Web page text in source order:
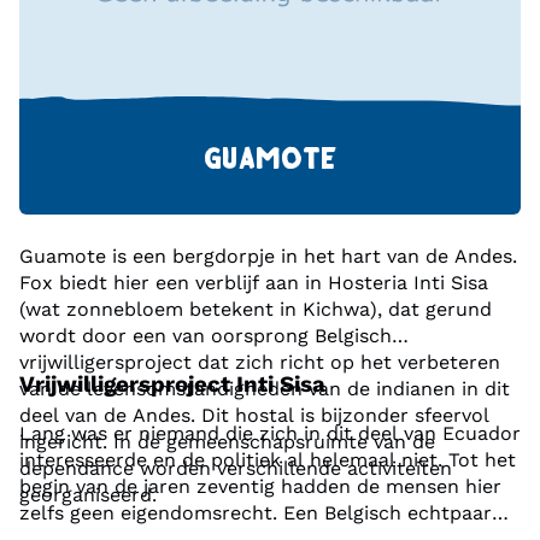
door Cuenca stroomt.
GUAMOTE
Guamote is een bergdorpje in het hart van de Andes.
Fox biedt hier een verblijf aan in Hosteria Inti Sisa
(wat zonnebloem betekent in Kichwa), dat gerund
wordt door een van oorsprong Belgisch
vrijwilligersproject dat zich richt op het verbeteren
van de levensomstandigheden van de indianen in dit
deel van de Andes. Dit hostal is bijzonder sfeervol
ingericht. In de gemeenschapsruimte van de
dependance worden verschillende activiteiten
georganiseerd.
Vrijwilligersproject Inti Sisa
Lang was er niemand die zich in dit deel van Ecuador
interesseerde en de politiek al helemaal niet. Tot het
begin van de jaren zeventig hadden de mensen hier
zelfs geen eigendomsrecht. Een Belgisch echtpaar